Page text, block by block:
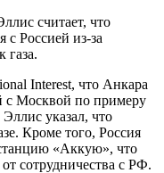
считает, что
с Россией из-за
газа.
Interest, что Анкара
с Москвой по примеру
указал, что
Кроме того, Россия
«Аккую», что
сотрудничества с РФ.